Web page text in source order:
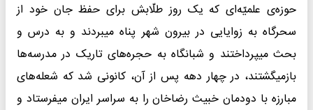
حوزه‌ی علمیّه‌ای که یک روز طلّابش برای حفظ جان خود از
سحرگاه به زوایایی در بیرون شهر پناه میبردند و به درس و
بحث میپرداختند و شبانگاه به حجره‌های تاریک در مدرسه‌ها
بازمیگشتند، در چهار دهه پس از آن، کانونی شد که شعله‌های
مبارزه با دودمان خبیث رضاخان را به سراسر ایران میفرستاد و